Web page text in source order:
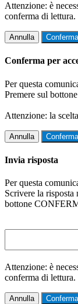
Attenzione: è
conferma di lettura.
Annulla Conferma
Conferma per
Per questa
Premere sul
Attenzione: la
Annulla Conferma
Invia risposta
Per questa
Scrivere la risposta
bottone
Attenzione: è
conferma di lettura.
Annulla Conferma